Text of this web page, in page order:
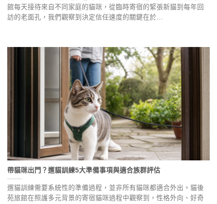
館每天接待來自不同家庭的貓咪，從臨時寄宿的緊張新貓到每年回
訪的老面孔，我們觀察到決定信任速度的關鍵在於…
帶貓咪出門？遛貓訓練5大準備事項與適合族群評估
遛貓訓練需要系統性的準備過程，並非所有貓咪都適合外出。貓後
苑旅館在照護多元背景的寄宿貓咪過程中觀察到，性格外向、好奇